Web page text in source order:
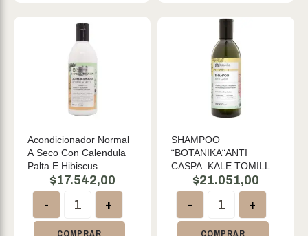
Acondicionador Normal
A Seco Con Calendula
Palta E Hibiscus
"botanika" Cruelty Free
350ml
$17.542,00
- +
COMPRAR
SHAMPOO
¨BOTANIKA¨ANTI
CASPA. KALE TOMILLO
Y MALVA 350 ML
$21.051,00
- +
COMPRAR